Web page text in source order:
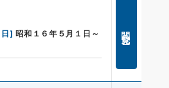
] 昭和１６年５月１日～